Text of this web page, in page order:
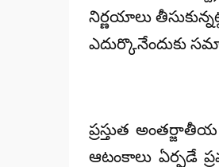
నిర్ణయాలు
ఎదుర్కొనేందుకు
ప్రస్తుత
ఆటంకాలు ఏర్పడే